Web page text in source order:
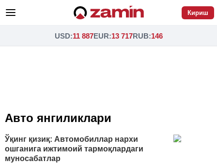
Кириш
USD:11 887EUR:13 717RUB:146
Авто янгиликлари
Ўқинг қизиқ: Автомобиллар нархи
ошганига ижтимоий тармоқлардаги
муносабатлар